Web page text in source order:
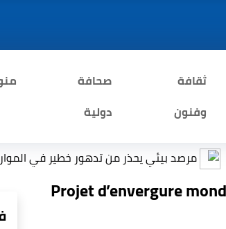
ثقافة
وفنون
صحافة
دولية
يحذر من تدهور خطير في الموارد الطبيعية
Projet d’envergure